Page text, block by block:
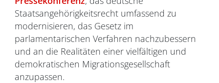
Staatsangehörigkeitsrecht umfassend zu
modernisieren, das Gesetz im
parlamentarischen Verfahren nachzubessern
und an die Realitäten einer vielfältigen und
demokratischen Migrationsgesellschaft
anzupassen.